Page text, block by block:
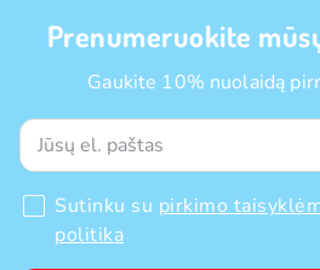
Prenumeruokite
Gaukite 10% nuolaidą
Sutinku su pirkimo
politika